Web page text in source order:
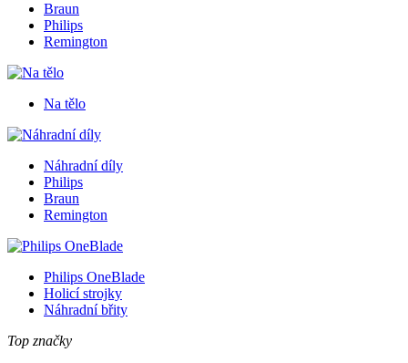
Braun
Philips
Remington
Na tělo
Náhradní díly
Philips
Braun
Remington
Philips OneBlade
Holicí strojky
Náhradní břity
Top značky